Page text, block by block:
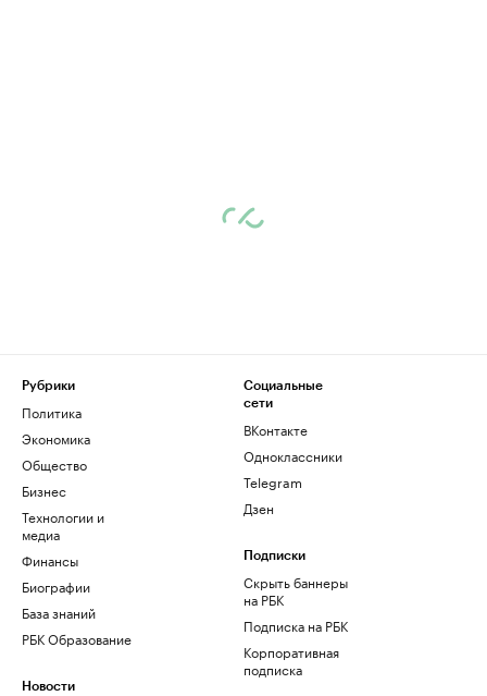
Рубрики
Политика
Экономика
Общество
Бизнес
Технологии и
медиа
Финансы
Биографии
База знаний
РБК Образование
Новости
Социальные
сети
ВКонтакте
Одноклассники
Telegram
Дзен
Подписки
Скрыть баннеры
на РБК
Подписка на РБК
Корпоративная
подписка